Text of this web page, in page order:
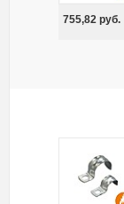
755,82руб.